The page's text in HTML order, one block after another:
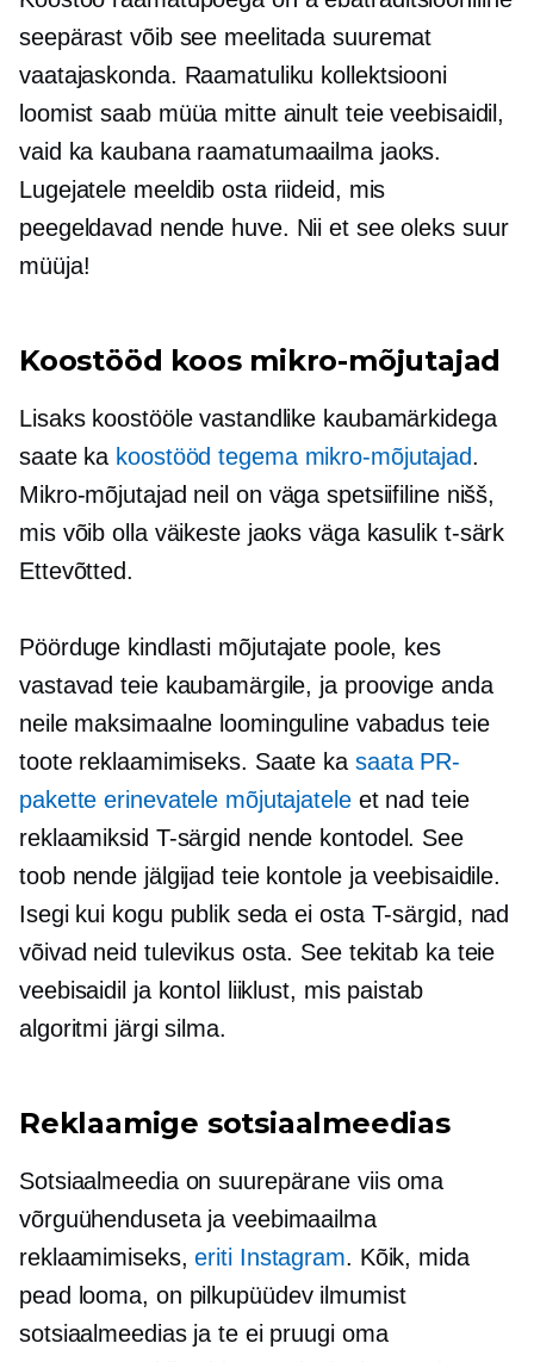
seepärast võib see meelitada suuremat
vaatajaskonda. Raamatuliku kollektsiooni
loomist saab müüa mitte ainult teie veebisaidil,
vaid ka kaubana raamatumaailma jaoks.
Lugejatele meeldib osta riideid, mis
peegeldavad nende huve. Nii et see oleks suur
müüja!
Koostööd koos mikro-mõjutajad
Lisaks koostööle vastandlike kaubamärkidega
saate ka koostööd tegema mikro-mõjutajad.
Mikro-mõjutajad neil on väga spetsiifiline nišš,
mis võib olla väikeste jaoks väga kasulik t-särk
Ettevõtted.
Pöörduge kindlasti mõjutajate poole, kes
vastavad teie kaubamärgile, ja proovige anda
neile maksimaalne loominguline vabadus teie
toote reklaamimiseks. Saate ka saata PR-
pakette erinevatele mõjutajateleet nad teie
reklaamiksid T-särgid nende kontodel. See
toob nende jälgijad teie kontole ja veebisaidile.
Isegi kui kogu publik seda ei osta T-särgid, nad
võivad neid tulevikus osta. See tekitab ka teie
veebisaidil ja kontol liiklust, mis paistab
algoritmi järgi silma.
Reklaamige sotsiaalmeedias
Sotsiaalmeedia on suurepärane viis oma
võrguühenduseta ja veebimaailma
reklaamimiseks,eriti Instagram. Kõik, mida
pead looma, on pilkupüüdevilmumist
sotsiaalmeedias ja te ei pruugi oma